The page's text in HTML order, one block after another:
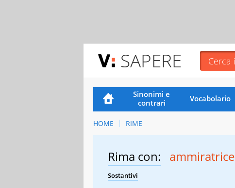
SAPERE
Sinonimi e
contrari
Vocabolario
HOME RIME
Rima con: ammiratrice
Sostantivi